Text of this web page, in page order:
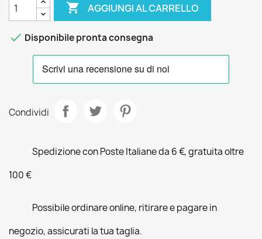
 AGGIUNGI AL CARRELLO
 Disponibile pronta consegna
Condividi
Spedizione con Poste Italiane da 6 €, gratuita oltre
100 €
Possibile ordinare online, ritirare e pagare in
negozio, assicurati la tua taglia.